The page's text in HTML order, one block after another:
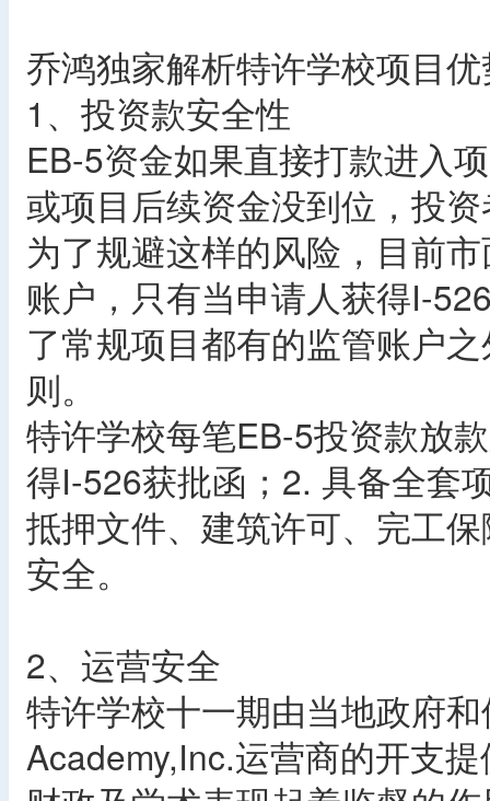
乔鸿独家解析特许学校项目
1、投资款安全性
EB-5资金如果直接打款进入
或项目后续资金没到位，投
为了规避这样的风险，目前
账户，只有当申请人获得I-
了常规项目都有的监管账户
则。
特许学校每笔EB-5投资款放
得I-526获批函；2. 具备全套
抵押文件、建筑许可、完工
安全。
2、运营安全
特许学校十一期由当地政府
Academy,Inc.运营商的开支